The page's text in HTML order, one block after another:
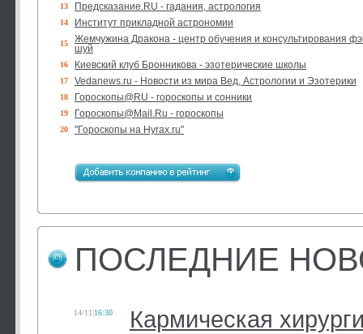
13 Предсказание.RU - гадания, астрология
14 Институт прикладной астрономии
15
Жемчужина Дракона - центр обучения и консультирования
шуй
16 Киевский клуб Бронникова - эзотерические школы
17 Vedanews.ru - Новости из мира Вед, Астрологии и Эзотерики
18 Гороскопы@RU - гороскопы и сонники
19 Гороскопы@Mail.Ru - гороскопы
20 "Гороскопы на Hyrax.ru"
ПОСЛЕДНИЕ
14/11|16:30 Кармическая